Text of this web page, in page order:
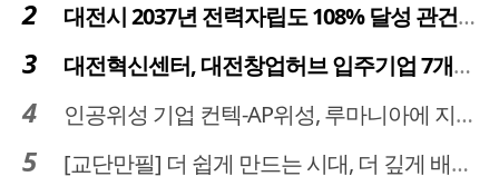
대전시 2037년 전력자립도 108% 달성 관건은 '주민 수용성'
대전혁신센터, 대전창업허브 입주기업 7개사 모집
인공위성 기업 컨텍-AP위성, 루마니아에 지상국 시스템 전수
[교단만필] 더 쉽게 만드는 시대, 더 깊게 배우는 교육